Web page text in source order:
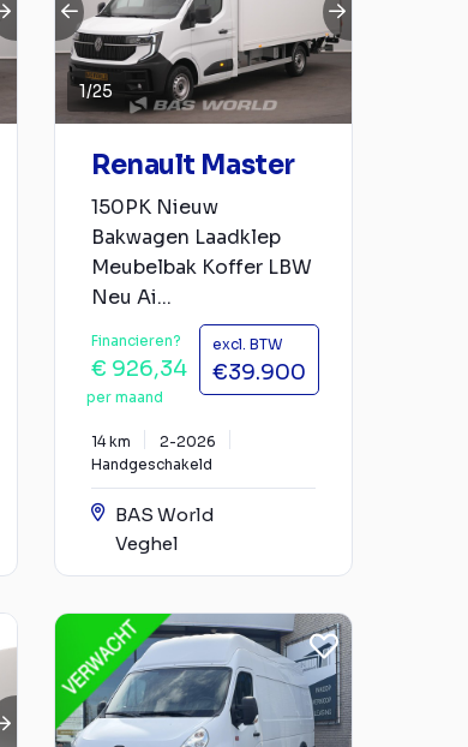
1/25
Renault Master
150PK Nieuw
Bakwagen Laadklep
Meubelbak Koffer LBW
Neu Ai...
Financieren?
€ 926,34
per maand
excl. BTW
€39.900
14 km
2-2026
Handgeschakeld
BAS World
Veghel